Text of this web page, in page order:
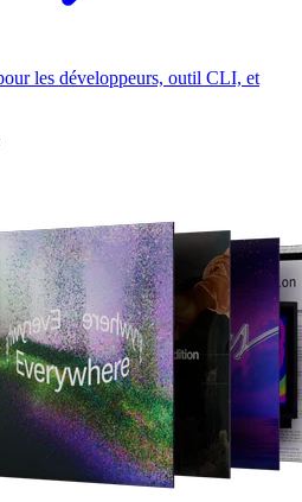
les développeurs, outil CLI, et